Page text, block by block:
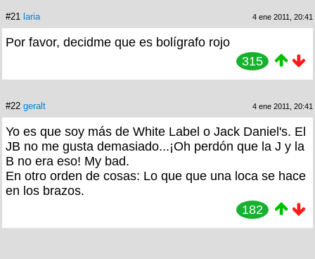
#21 laria 4 ene 2011, 20:41
Por favor, decidme que es bolígrafo rojo
315
#22 geralt 4 ene 2011, 20:41
Yo es que soy más de White Label o Jack Daniel's. El
JB no me gusta demasiado...¡Oh perdón que la J y la
B no era eso! My bad.
En otro orden de cosas: Lo que que una loca se hace
en los brazos.
182